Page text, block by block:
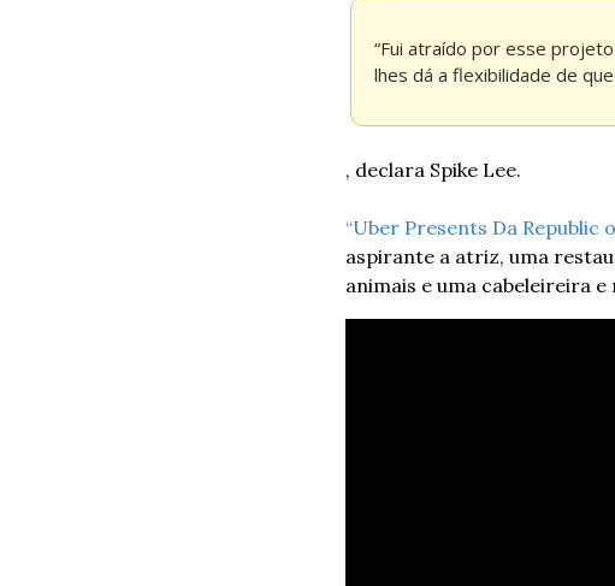
“Fui atraído por esse
lhes dá a flexibilidade de
, declara Spike Lee.
“Uber Presents Da Republic
aspirante a atriz, uma
animais e uma cabeleireira